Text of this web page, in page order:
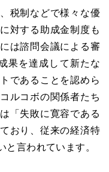
税制などで様々な優
対する助成金制度も
は諮問会議による審
果を達成して新たな
であることを認めら
ルコボの関係者たち
「失敗に寛容である
おり、従来の経済特
と言われています。